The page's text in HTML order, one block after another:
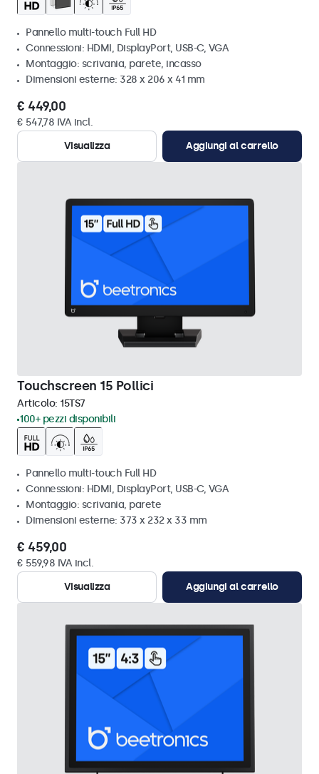
Pannello multi-touch Full HD
Connessioni: HDMI, DisplayPort, USB-C, VGA
Montaggio: scrivania, parete, incasso
Dimensioni esterne: 328 x 206 x 41 mm
€ 449,00
€ 547,78 IVA incl.
Visualizza
Aggiungi al carrello
Touchscreen 15 Pollici
Articolo: 15TS7
100+ pezzi disponibili
Pannello multi-touch Full HD
Connessioni: HDMI, DisplayPort, USB-C, VGA
Montaggio: scrivania, parete
Dimensioni esterne: 373 x 232 x 33 mm
€ 459,00
€ 559,98 IVA incl.
Visualizza
Aggiungi al carrello